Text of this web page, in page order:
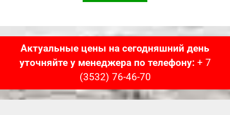
Актуальные цены на сегодняшний день
уточняйте у менеджера по телефону: + 7
(3532) 76-46-70